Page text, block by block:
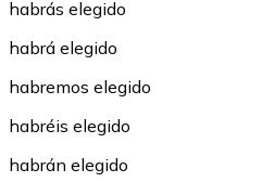
habrás elegido
habrá elegido
habremos elegido
habréis elegido
habrán elegido